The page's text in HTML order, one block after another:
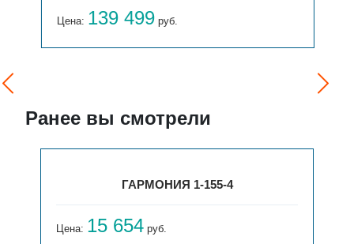
Цена: 139 499руб.
Ранее вы смотрели
ГАРМОНИЯ 1-155-4
Цена: 15 654 руб.